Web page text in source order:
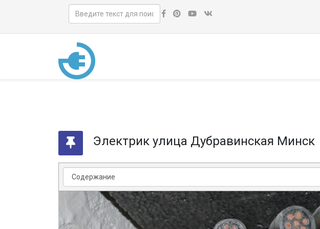
Электрик улица Дубравинская Минск